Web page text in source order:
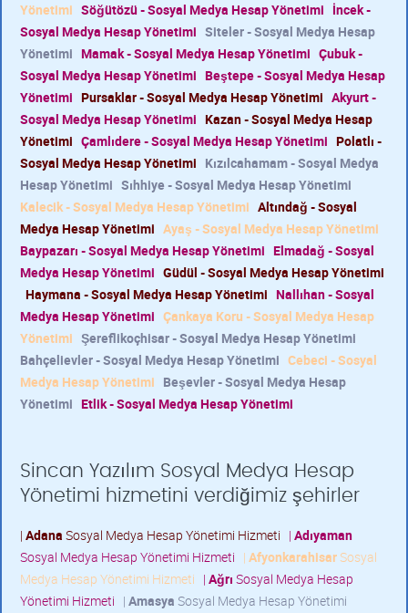
Yönetimi Söğütözü - Sosyal Medya Hesap Yönetimi İncek -
Sosyal Medya Hesap Yönetimi Siteler - Sosyal Medya Hesap
Yönetimi Mamak - Sosyal Medya Hesap Yönetimi Çubuk -
Sosyal Medya Hesap Yönetimi Beştepe - Sosyal Medya Hesap
Yönetimi Pursaklar - Sosyal Medya Hesap Yönetimi Akyurt -
Sosyal Medya Hesap Yönetimi Kazan - Sosyal Medya Hesap
Yönetimi Çamlıdere - Sosyal Medya Hesap Yönetimi Polatlı -
Sosyal Medya Hesap Yönetimi Kızılcahamam - Sosyal Medya
Hesap Yönetimi Sıhhiye - Sosyal Medya Hesap Yönetimi
Kalecik - Sosyal Medya Hesap Yönetimi Altındağ - Sosyal
Medya Hesap Yönetimi Ayaş - Sosyal Medya Hesap Yönetimi
Baypazarı - Sosyal Medya Hesap Yönetimi Elmadağ - Sosyal
Medya Hesap Yönetimi Güdül - Sosyal Medya Hesap Yönetimi
Haymana - Sosyal Medya Hesap Yönetimi Nallıhan - Sosyal
Medya Hesap Yönetimi Çankaya Koru - Sosyal Medya Hesap
Yönetimi Şereflikoçhisar - Sosyal Medya Hesap Yönetimi
Bahçelievler - Sosyal Medya Hesap Yönetimi Cebeci - Sosyal
Medya Hesap Yönetimi Beşevler - Sosyal Medya Hesap
Yönetimi Etlik - Sosyal Medya Hesap Yönetimi
Sincan Yazılım Sosyal Medya Hesap
Yönetimi hizmetini verdiğimiz şehirler
| Adana Sosyal Medya Hesap Yönetimi Hizmeti | Adıyaman
Sosyal Medya Hesap Yönetimi Hizmeti | AfyonkarahisarSosyal
Medya Hesap Yönetimi Hizmeti | Ağrı Sosyal Medya Hesap
Yönetimi Hizmeti | Amasya Sosyal Medya Hesap Yönetimi